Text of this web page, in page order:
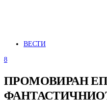
ВЕСТИ
8
ПРОМОВИРАН